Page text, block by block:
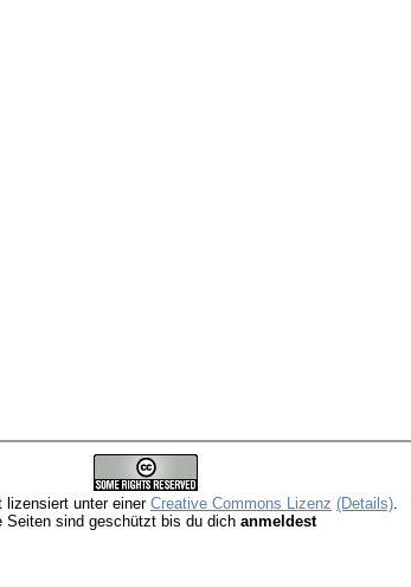
lizensiert unter einer Creative Commons Lizenz (Details)
Seiten sind geschützt bis du dich anmeldest